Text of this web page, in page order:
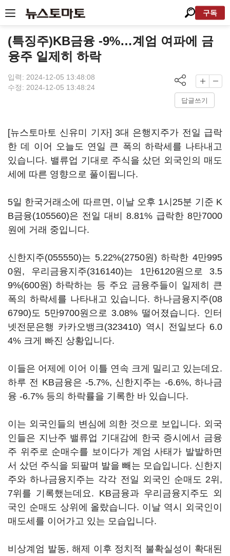
구독
(특징주)KB금융 -9%…계엄 여파에 금
융주 일제히 하락
입력: 2024-12-05 13:48:08
수정: 2024-12-05 13:48:24
답글쓰기
[뉴스토마토 신유미 기자] 3대 은행지주가 전일 급락
한 데 이어 오늘도 연일 큰 폭의 하락세를 나타내고
있습니다. 밸류업 기대로 주식을 샀던 외국인의 매도
세에 따른 영향으로 풀이됩니다.
5일 한국거래소에 따르면, 이날 오후 1시25분 기준 K
B금융(105560)은 전일 대비 8.81% 급락한 8만7000
원에 거래 중입니다.
신한지주(055550)는 5.22%(2750원) 하락한 4만995
0원, 우리금융지주(316140)는 1만6120원으로 3.5
9%(600원) 하락하는 등 주요 금융주들이 일제히 큰
폭의 하락세를 나타내고 있습니다. 하나금융지주(08
6790)도 5만9700원으로 3.08% 떨어졌습니다. 인터
넷전문은행 카카오뱅크(323410) 역시 전일보다 6.0
4% 크게 빠진 상황입니다.
이들은 어제에 이어 이틀 연속 크게 밀리고 있는데요.
하루 전 KB금융은 -5.7%, 신한지주는 -6.6%, 하나금
융 -6.7% 등의 하락률을 기록한 바 있습니다.
이는 외국인들의 변심에 의한 것으로 보입니다. 외국
인들은 지난주 밸류업 기대감에 한국 증시에서 금융
주 위주로 순매수를 보이다가 계엄 사태가 발발하면
서 샀던 주식을 되팔며 발을 빼는 모습입니다. 신한지
주와 하나금융지주는 각각 전일 외국인 순매도 2위,
7위를 기록했는데요. KB금융과 우리금융지주도 외
국인 순매도 상위에 올랐습니다. 이날 역시 외국인이
매도세를 이어가고 있는 모습입니다.
비상계엄 발동, 해제 이후 정치적 불확실성이 확대된